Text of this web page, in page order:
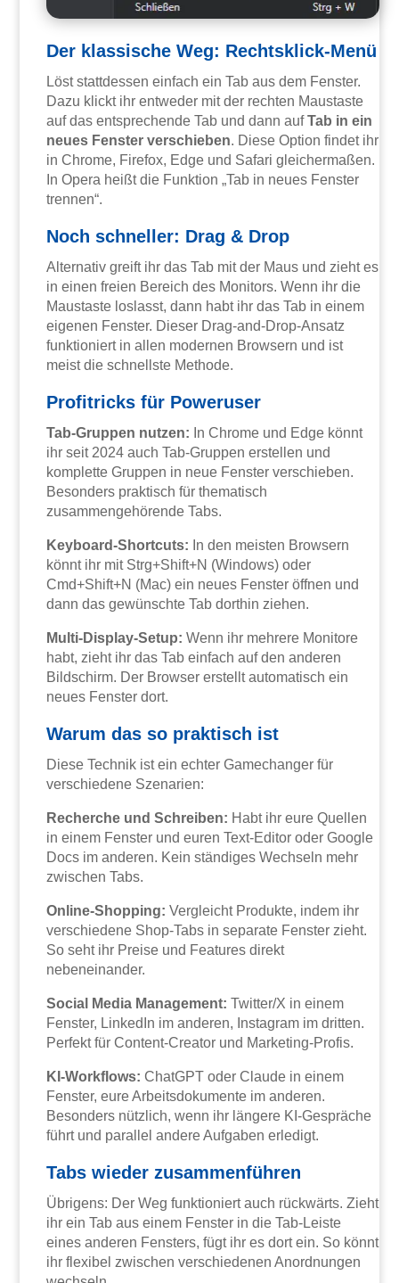
Der klassische Weg: Rechtsklick-Menü
Löst stattdessen einfach ein Tab aus dem Fenster.
Dazu klickt ihr entweder mit der rechten Maustaste
auf das entsprechende Tab und dann aufTab in ein
neues Fenster verschieben. Diese Option findet ihr
in Chrome, Firefox, Edge und Safari gleichermaßen.
In Opera heißt die Funktion „Tab in neues Fenster
trennen“.
Noch schneller: Drag & Drop
Alternativ greift ihr das Tab mit der Maus und zieht es
in einen freien Bereich des Monitors. Wenn ihr die
Maustaste loslasst, dann habt ihr das Tab in einem
eigenen Fenster. Dieser Drag-and-Drop-Ansatz
funktioniert in allen modernen Browsern und ist
meist die schnellste Methode.
Profitricks für Poweruser
Tab-Gruppen nutzen: In Chrome und Edge könnt
ihr seit 2024 auch Tab-Gruppen erstellen und
komplette Gruppen in neue Fenster verschieben.
Besonders praktisch für thematisch
zusammengehörende Tabs.
Keyboard-Shortcuts: In den meisten Browsern
könnt ihr mit Strg+Shift+N (Windows) oder
Cmd+Shift+N (Mac) ein neues Fenster öffnen und
dann das gewünschte Tab dorthin ziehen.
Multi-Display-Setup: Wenn ihr mehrere Monitore
habt, zieht ihr das Tab einfach auf den anderen
Bildschirm. Der Browser erstellt automatisch ein
neues Fenster dort.
Warum das so praktisch ist
Diese Technik ist ein echter Gamechanger für
verschiedene Szenarien:
Recherche und Schreiben: Habt ihr eure Quellen
in einem Fenster und euren Text-Editor oder Google
Docs im anderen. Kein ständiges Wechseln mehr
zwischen Tabs.
Online-Shopping: Vergleicht Produkte, indem ihr
verschiedene Shop-Tabs in separate Fenster zieht.
So seht ihr Preise und Features direkt
nebeneinander.
Social Media Management: Twitter/X in einem
Fenster, LinkedIn im anderen, Instagram im dritten.
Perfekt für Content-Creator und Marketing-Profis.
KI-Workflows: ChatGPT oder Claude in einem
Fenster, eure Arbeitsdokumente im anderen.
Besonders nützlich, wenn ihr längere KI-Gespräche
führt und parallel andere Aufgaben erledigt.
Tabs wieder zusammenführen
Übrigens: Der Weg funktioniert auch rückwärts. Zieht
ihr ein Tab aus einem Fenster in die Tab-Leiste
eines anderen Fensters, fügt ihr es dort ein. So könnt
ihr flexibel zwischen verschiedenen Anordnungen